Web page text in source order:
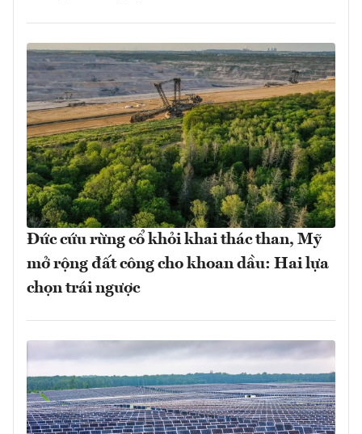
Đức cứu rừng cổ khỏi khai thác than, Mỹ
mở rộng đất công cho khoan dầu: Hai lựa
chọn trái ngược